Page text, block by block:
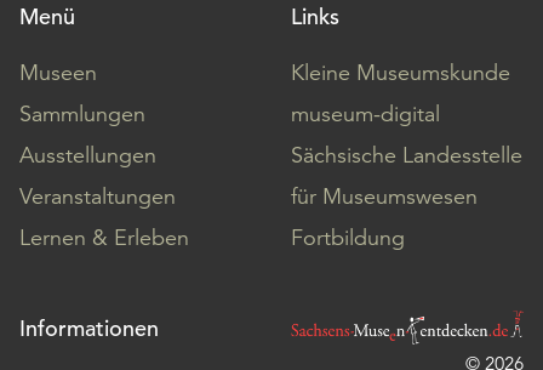
Menü
Museen
Sammlungen
Ausstellungen
Veranstaltungen
Lernen & Erleben
Links
Kleine Museumskunde
museum-digital
Sächsische Landesstelle
für Museumswesen
Fortbildung
Informationen
© 2026